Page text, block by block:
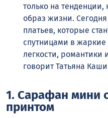
только на тенденции,
образ жизни.
платьев, которые
спутницами в
легкости, романтики
говорит Татьяна
1. Сарафан мини
принтом